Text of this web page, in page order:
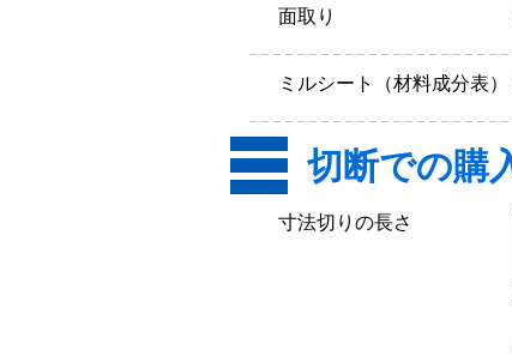
面取り
ミルシート（材料成分表）
寸法切りの長さ